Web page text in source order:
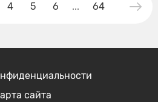
4 5 6 ... 64
сайта